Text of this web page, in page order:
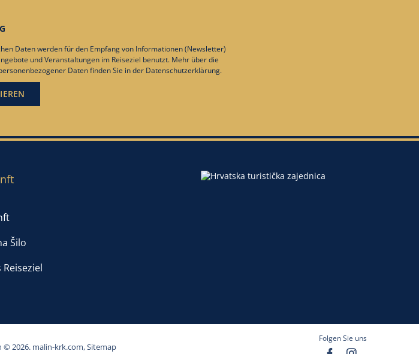
Daten werden für den Empfang von Informationen (Newsletter)
und Veranstaltungen im Reiseziel benutzt. Mehr über die
Daten finden Sie in der Datenschutzerklärung.
Šilo
© 2026. malin-krk.com,Sitemap
Folgen Sie uns